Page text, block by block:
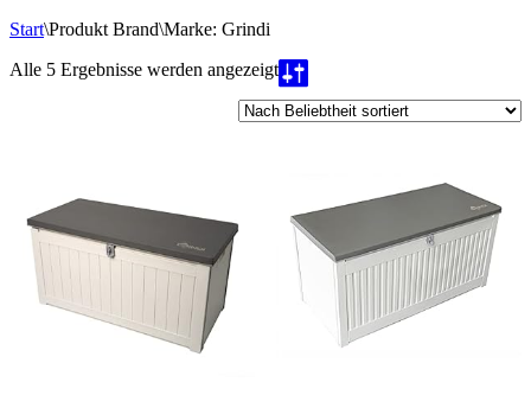
Start\Produkt Brand\Marke: Grindi
Alle 5 Ergebnisse werden angezeigtNach
Beliebtheit
sortiert